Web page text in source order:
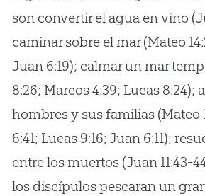
son convertir el agua en vino
caminar sobre el mar (Mateo
Juan 6:19); calmar un mar
8:26; Marcos 4:39; Lucas 8:24);
hombres y sus familias (Mateo
6:41; Lucas 9:16; Juan 6:11);
entre los muertos (Juan 11:43-
los discípulos pescaran un